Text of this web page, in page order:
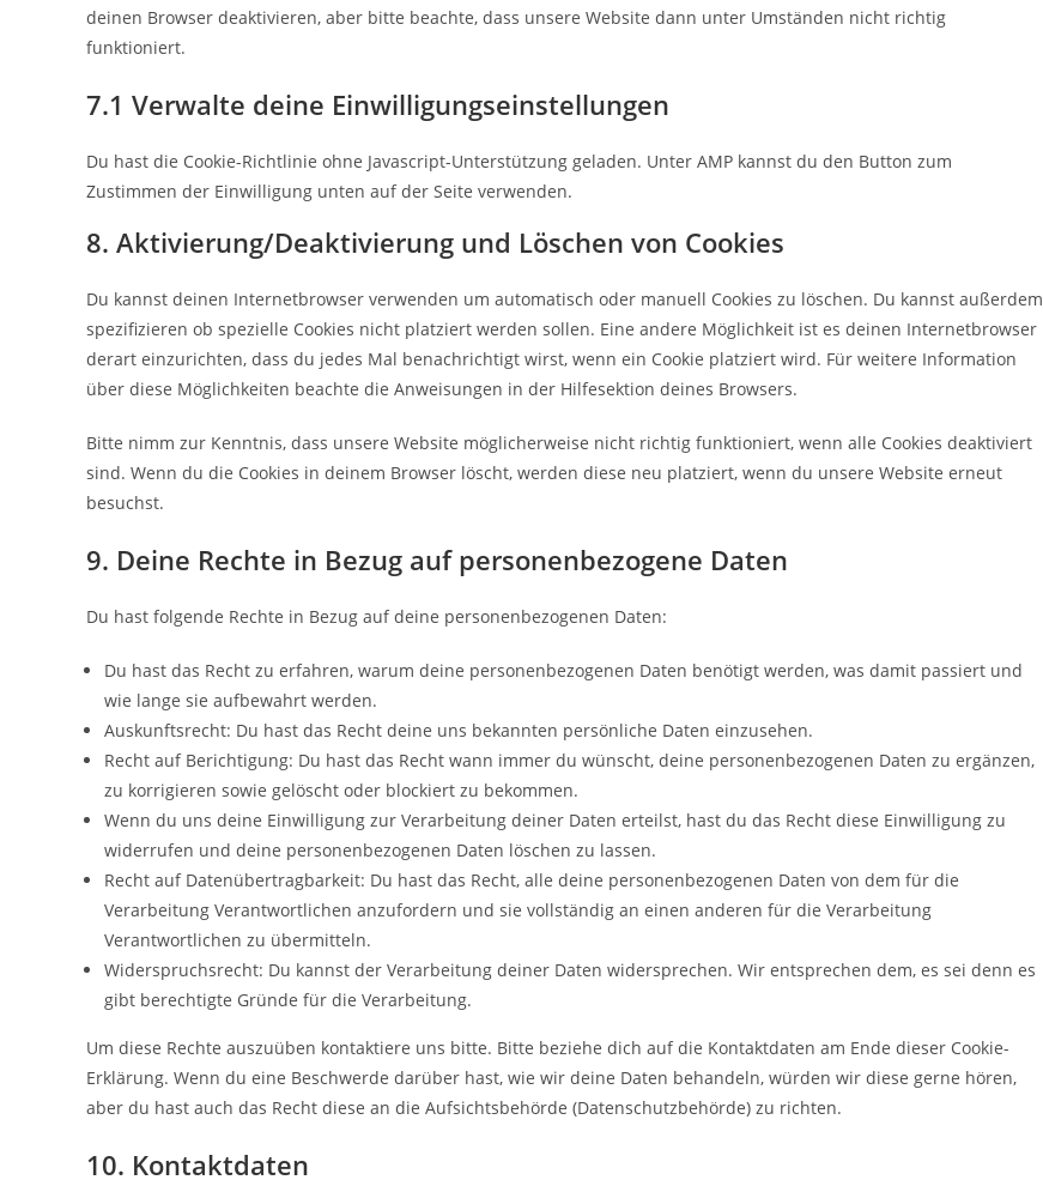
deinen Browser deaktivieren, aber bitte beachte, dass unsere Website dann unter Umständen nicht richtig
funktioniert.
7.1 Verwalte deine Einwilligungseinstellungen
Du hast die Cookie-Richtlinie ohne Javascript-Unterstützung geladen. Unter AMP kannst du den Button zum
Zustimmen der Einwilligung unten auf der Seite verwenden.
8. Aktivierung/Deaktivierung und Löschen von Cookies
Du kannst deinen Internetbrowser verwenden um automatisch oder manuell Cookies zu löschen. Du kannst außerdem
spezifizieren ob spezielle Cookies nicht platziert werden sollen. Eine andere Möglichkeit ist es deinen Internetbrowser
derart einzurichten, dass du jedes Mal benachrichtigt wirst, wenn ein Cookie platziert wird. Für weitere Information
über diese Möglichkeiten beachte die Anweisungen in der Hilfesektion deines Browsers.
Bitte nimm zur Kenntnis, dass unsere Website möglicherweise nicht richtig funktioniert, wenn alle Cookies deaktiviert
sind. Wenn du die Cookies in deinem Browser löscht, werden diese neu platziert, wenn du unsere Website erneut
besuchst.
9. Deine Rechte in Bezug auf personenbezogene Daten
Du hast folgende Rechte in Bezug auf deine personenbezogenen Daten:
Du hast das Recht zu erfahren, warum deine personenbezogenen Daten benötigt werden, was damit passiert und
wie lange sie aufbewahrt werden.
Auskunftsrecht: Du hast das Recht deine uns bekannten persönliche Daten einzusehen.
Recht auf Berichtigung: Du hast das Recht wann immer du wünscht, deine personenbezogenen Daten zu ergänzen,
zu korrigieren sowie gelöscht oder blockiert zu bekommen.
Wenn du uns deine Einwilligung zur Verarbeitung deiner Daten erteilst, hast du das Recht diese Einwilligung zu
widerrufen und deine personenbezogenen Daten löschen zu lassen.
Recht auf Datenübertragbarkeit: Du hast das Recht, alle deine personenbezogenen Daten von dem für die
Verarbeitung Verantwortlichen anzufordern und sie vollständig an einen anderen für die Verarbeitung
Verantwortlichen zu übermitteln.
Widerspruchsrecht: Du kannst der Verarbeitung deiner Daten widersprechen. Wir entsprechen dem, es sei denn es
gibt berechtigte Gründe für die Verarbeitung.
Um diese Rechte auszuüben kontaktiere uns bitte. Bitte beziehe dich auf die Kontaktdaten am Ende dieser Cookie-
Erklärung. Wenn du eine Beschwerde darüber hast, wie wir deine Daten behandeln, würden wir diese gerne hören,
aber du hast auch das Recht diese an die Aufsichtsbehörde (Datenschutzbehörde) zu richten.
10. Kontaktdaten